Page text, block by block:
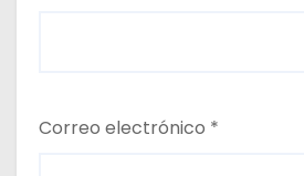
Correo electrónico *